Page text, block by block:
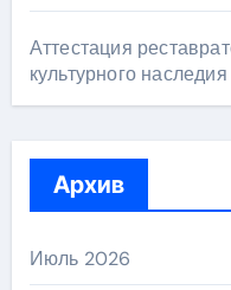
Аттестация
культурного наследия
Архив
Июль 2026